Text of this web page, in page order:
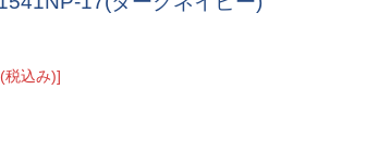
税込み)]